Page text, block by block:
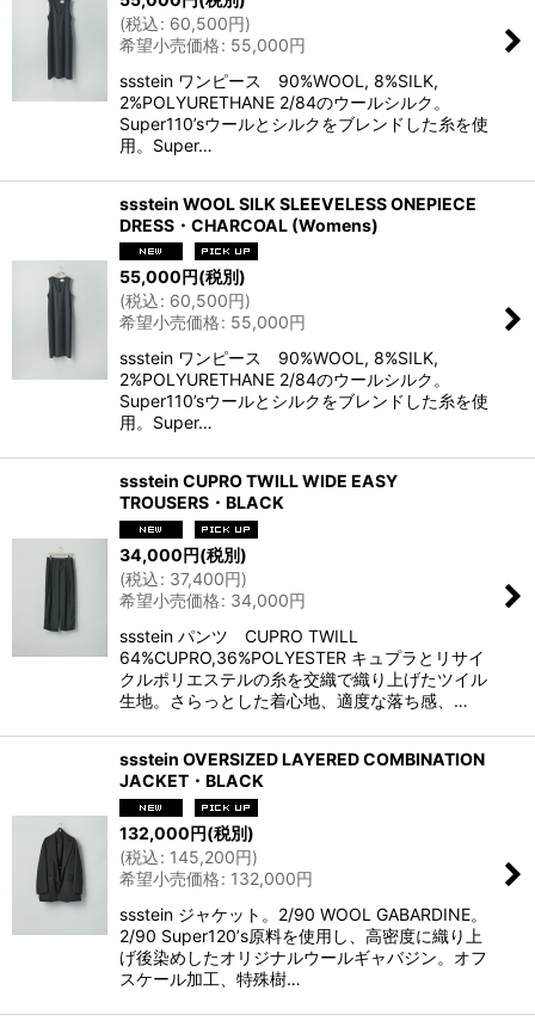
(税込: 60,500円)
希望小売価格: 55,000円
ssstein ワンピース 90%WOOL, 8%SILK,
2%POLYURETHANE 2/84のウールシルク。
Super110’sウールとシルクをブレンドした糸を使
用。Super…
ssstein WOOL SILK SLEEVELESS ONEPIECE
DRESS・CHARCOAL (Womens)
55,000円(税別)
(税込: 60,500円)
希望小売価格: 55,000円
ssstein ワンピース 90%WOOL, 8%SILK,
2%POLYURETHANE 2/84のウールシルク。
Super110’sウールとシルクをブレンドした糸を使
用。Super…
ssstein CUPRO TWILL WIDE EASY
TROUSERS・BLACK
34,000円(税別)
(税込: 37,400円)
希望小売価格: 34,000円
ssstein パンツ CUPRO TWILL
64%CUPRO,36%POLYESTER キュプラとリサイ
クルポリエステルの糸を交織で織り上げたツイル
生地。さらっとした着心地、適度な落ち感、…
ssstein OVERSIZED LAYERED COMBINATION
JACKET・BLACK
132,000円(税別)
(税込: 145,200円)
希望小売価格: 132,000円
ssstein ジャケット。2/90 WOOL GABARDINE。
2/90 Super120ʼs原料を使用し、高密度に織り上
げ後染めしたオリジナルウールギャバジン。オフ
スケール加工、特殊樹…